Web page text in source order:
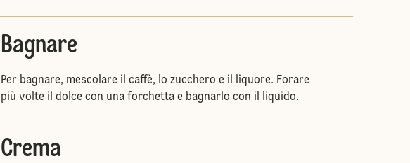
Bagnare
Per bagnare, mescolare il caffè, lo zucchero e il liquore. Forare
più volte il dolce con una forchetta e bagnarlo con il liquido.
Crema